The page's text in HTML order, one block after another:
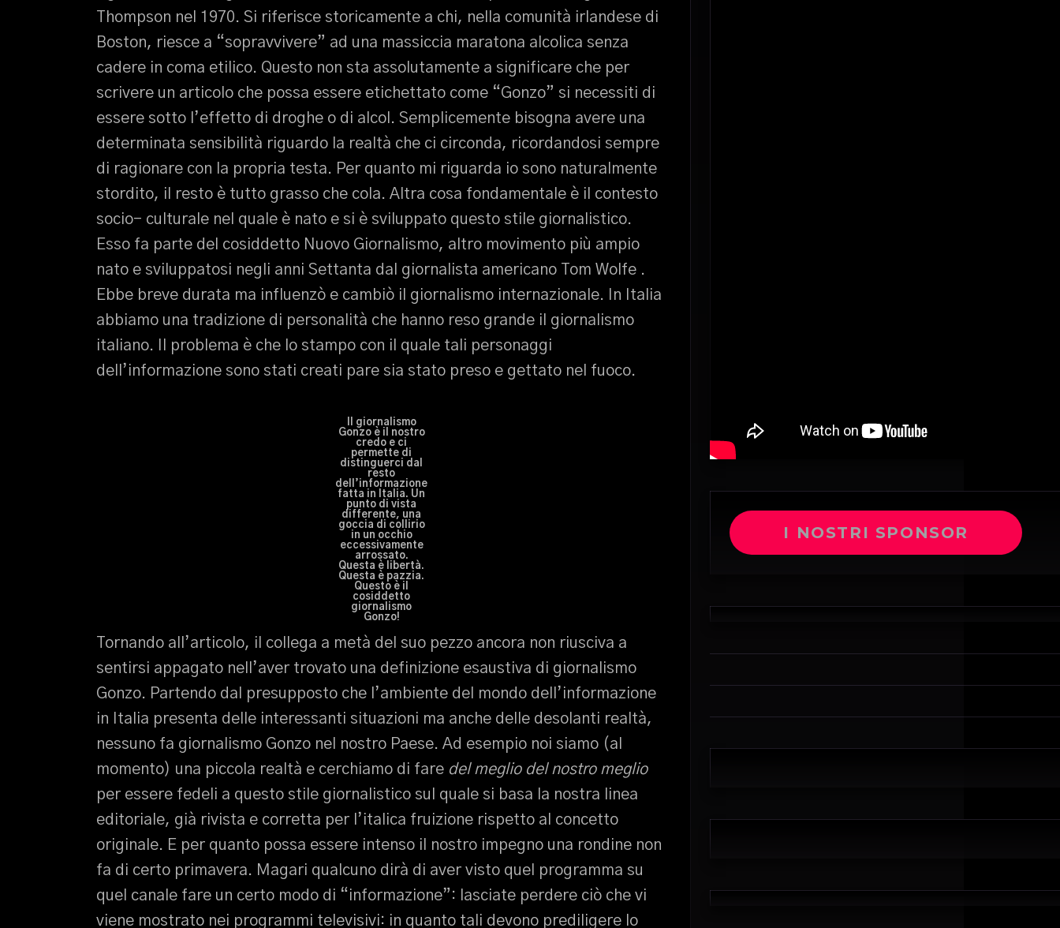
Thompson nel 1970. Si riferisce storicamente a chi, nella comunità irlandese di
Boston, riesce a “sopravvivere” ad una massiccia maratona alcolica senza
cadere in coma etilico. Questo non sta assolutamente a significare che per
scrivere un articolo che possa essere etichettato come “Gonzo” si necessiti di
essere sotto l’effetto di droghe o di alcol. Semplicemente bisogna avere una
determinata sensibilità riguardo la realtà che ci circonda, ricordandosi sempre
di ragionare con la propria testa. Per quanto mi riguarda io sono naturalmente
stordito, il resto è tutto grasso che cola. Altra cosa fondamentale è il contesto
socio- culturale nel quale è nato e si è sviluppato questo stile giornalistico.
Esso fa parte del cosiddetto Nuovo Giornalismo, altro movimento più ampio
nato e sviluppatosi negli anni Settanta dal giornalista americano Tom Wolfe .
Ebbe breve durata ma influenzò e cambiò il giornalismo internazionale. In Italia
abbiamo una tradizione di personalità che hanno reso grande il giornalismo
italiano. Il problema è che lo stampo con il quale tali personaggi
dell’informazione sono stati creati pare sia stato preso e gettato nel fuoco.
Il giornalismo
Gonzo è il nostro
credo e ci
permette di
distinguerci dal
resto
dell’informazione
fatta in Italia. Un
punto di vista
differente, una
goccia di collirio
in un occhio
eccessivamente
arrossato.
Questa è libertà.
Questa è pazzia.
Questo è il
cosiddetto
giornalismo
Gonzo!
Tornando all’articolo, il collega a metà del suo pezzo ancora non riusciva a
sentirsi appagato nell’aver trovato una definizione esaustiva di giornalismo
Gonzo. Partendo dal presupposto che l’ambiente del mondo dell’informazione
in Italia presenta delle interessanti situazioni ma anche delle desolanti realtà,
nessuno fa giornalismo Gonzo nel nostro Paese. Ad esempio noi siamo (al
momento) una piccola realtà e cerchiamo di fare del meglio del nostro meglio
per essere fedeli a questo stile giornalistico sul quale si basa la nostra linea
editoriale, già rivista e corretta per l’italica fruizione rispetto al concetto
originale. E per quanto possa essere intenso il nostro impegno una rondine non
fa di certo primavera. Magari qualcuno dirà di aver visto quel programma su
quel canale fare un certo modo di “informazione”: lasciate perdere ciò che vi
viene mostrato nei programmi televisivi: in quanto tali devono prediligere lo
I NOSTRI SPONSOR